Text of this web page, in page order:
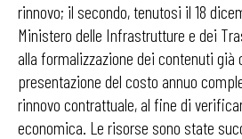
rinnovo; il secondo, tenutosi il 18
Ministero delle Infrastrutture e dei
alla formalizzazione dei contenuti già
presentazione del costo annuo
rinnovo contrattuale, al fine di
economica. Le risorse sono state